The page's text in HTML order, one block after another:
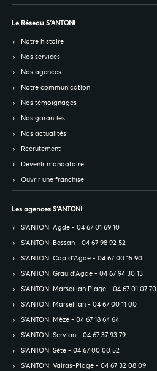
Le Réseau S’ANTONI
Notre histoire
Nos services
Nos agences
Notre communication
Nos témoignages
Nos garanties
Nos actualités
Recrutement
Devenir mandataire
Ouvrir une franchise
Les agences S’ANTONI
S’ANTONI Agde - 04 67 01 69 10
S’ANTONI Bessan - 04 67 98 92 52
S’ANTONI Cap d'Agde - 04 67 00 15 90
S’ANTONI Grau d'Agde - 04 67 94 30 13
S’ANTONI Marseillan Plage - 04 67 01 07 70
S’ANTONI Marseillan - 04 67 00 11 00
S’ANTONI Mèze - 04 67 18 64 64
S’ANTONI Servian - 04 67 37 93 79
S’ANTONI Sète - 04 67 00 00 52
S’ANTONI Valras-Plage - 04 67 32 08 09